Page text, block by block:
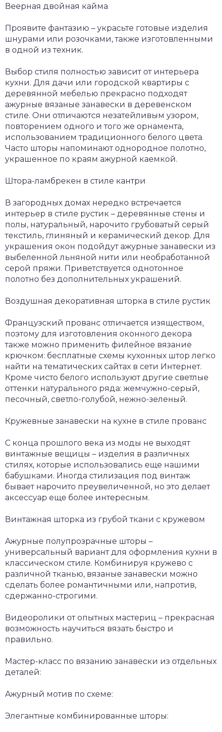
Веерная двойная кайма
Проявите фантазию – украсьте готовые изделия
шнурами или розочками, также изготовленными
в одной из техник.
Выбор стиля полностью зависит от интерьера
кухни. Для дачи или городской квартиры с
деревянной мебелью прекрасно подходят
ажурные вязаные занавески в деревенском
стиле. Они отличаются незатейливым узором,
повторением одного и того же орнамента,
использованием традиционного белого цвета.
Часто шторы напоминают однородное полотно,
украшенное по краям ажурной каемкой.
Штора-ламбрекен в стиле кантри
В загородных домах нередко встречается
интерьер в стиле рустик – деревянные стены и
полы, натуральный, нарочито грубоватый серый
текстиль, глиняный и керамический декор. Для
украшения окон подойдут ажурные занавески из
выбеленной льняной нити или необработанной
серой пряжи. Приветствуется однотонное
полотно без дополнительных украшений.
Воздушная декоративная шторка в стиле рустик
Французский прованс отличается изяществом,
поэтому для изготовления оконного декора
также можно применить филейное вязание
крючком: бесплатные схемы кухонных штор легко
найти на тематических сайтах в сети Интернет.
Кроме чисто белого используют другие светлые
оттенки натурального ряда: жемчужно-серый,
песочный, светло-голубой, нежно-зеленый.
Кружевные занавески на кухне в стиле прованс
С конца прошлого века из моды не выходят
винтажные вещицы – изделия в различных
стилях, которые использовались еще нашими
бабушками. Иногда стилизация под винтаж
бывает нарочито преувеличенной, но это делает
аксессуар еще более интересным.
Винтажная шторка из грубой ткани с кружевом
Ажурные полупрозрачные шторы –
универсальный вариант для оформления кухни в
классическом стиле. Комбинируя кружево с
различной тканью, вязаные занавески можно
сделать более романтичными или, напротив,
сдержанно-строгими.
Видеоролики от опытных мастериц – прекрасная
возможность научиться вязать быстро и
правильно.
Мастер-класс по вязанию занавески из отдельных
деталей:
Ажурный мотив по схеме:
Элегантные комбинированные шторы: